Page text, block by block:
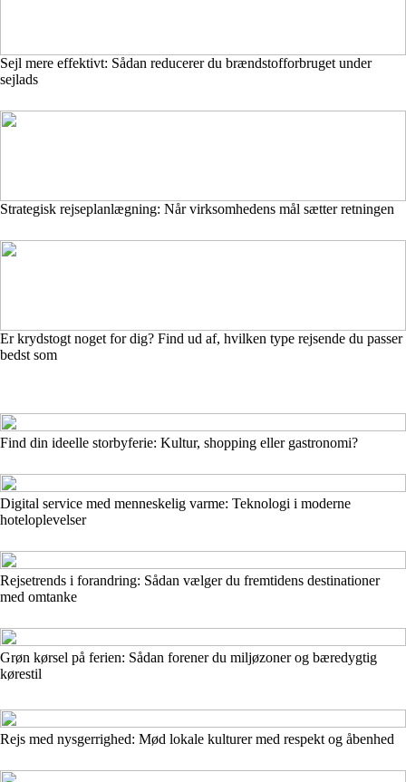
Sejl mere effektivt: Sådan reducerer du brændstofforbruget under
sejlads
Strategisk rejseplanlægning: Når virksomhedens mål sætter retningen
Er krydstogt noget for dig? Find ud af, hvilken type rejsende du passer
bedst som
Find din ideelle storbyferie: Kultur, shopping eller gastronomi?
Digital service med menneskelig varme: Teknologi i moderne
hoteloplevelser
Rejsetrends i forandring: Sådan vælger du fremtidens destinationer
med omtanke
Grøn kørsel på ferien: Sådan forener du miljøzoner og bæredygtig
kørestil
Rejs med nysgerrighed: Mød lokale kulturer med respekt og åbenhed